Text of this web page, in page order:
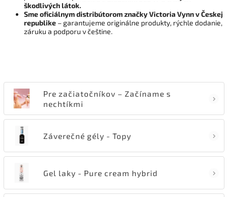
škodlivých látok.
Sme oficiálnym distribútorom značky Victoria Vynn v Českej
republike – garantujeme originálne produkty, rýchle dodanie,
záruku a podporu v češtine.
Pre začiatočníkov – Začíname s
nechtíkmi
Záverečné gély - Topy
Gel laky - Pure cream hybrid